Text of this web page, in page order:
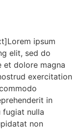
ipsum
elit, sed do
et dolore magna
exercitation
in
fugiat nulla
non